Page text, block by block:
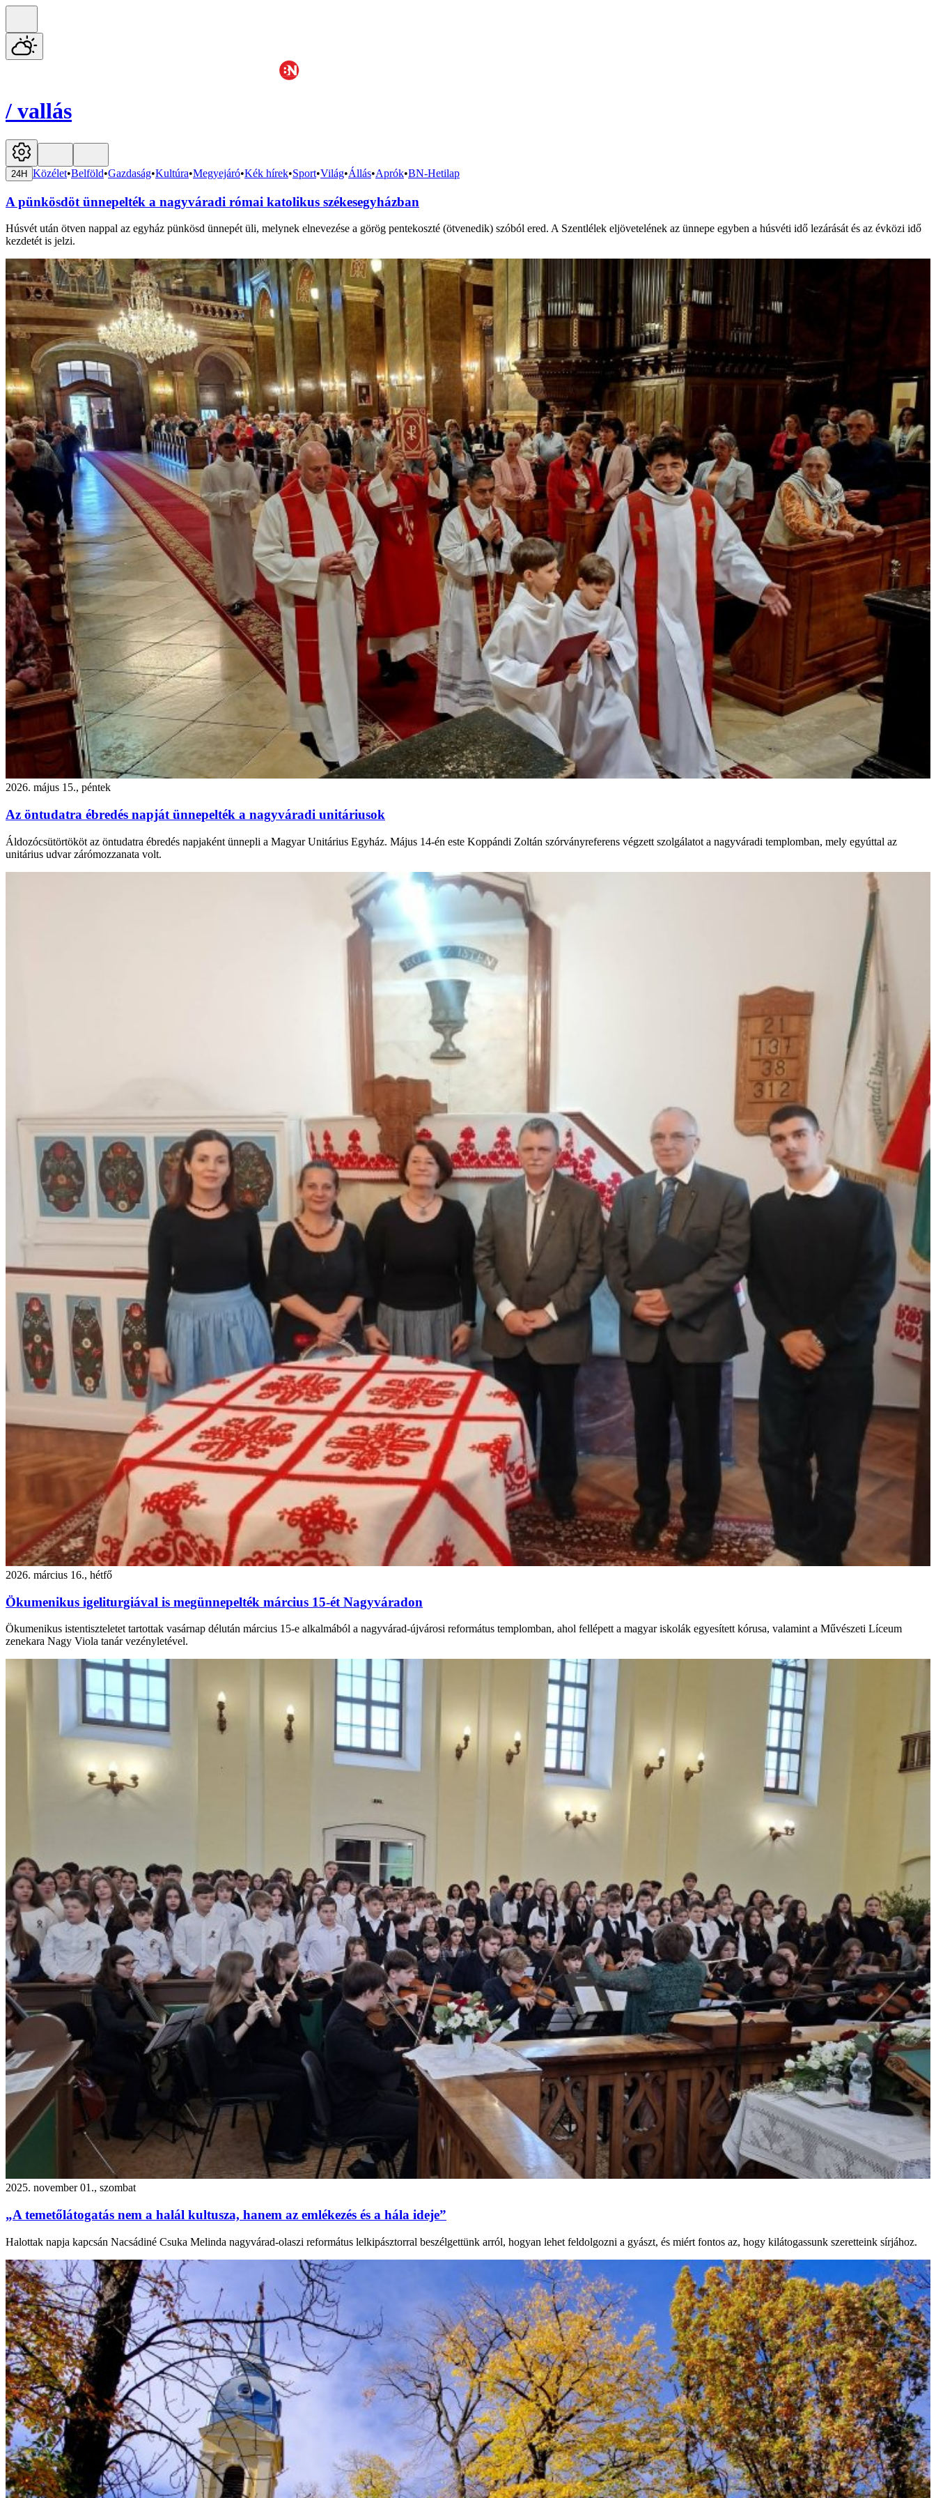
/ vallás
24H Közélet•Belföld•Gazdaság•Kultúra•Megyejáró•Kék hírek•Sport•Világ•Állás•Aprók•BN-Hetilap
A pünkösdöt ünnepelték a nagyváradi római katolikus székesegyházban
Húsvét után ötven nappal az egyház pünkösd ünnepét üli, melynek elnevezése a görög pentekoszté (ötvenedik) szóból ered. A Szentlélek eljövetelének az ünnepe egyben a húsvéti idő lezárását és az évközi idő
kezdetét is jelzi.
2026. május 15., péntek
Az öntudatra ébredés napját ünnepelték a nagyváradi unitáriusok
Áldozócsütörtököt az öntudatra ébredés napjaként ünnepli a Magyar Unitárius Egyház. Május 14-én este Koppándi Zoltán szórványreferens végzett szolgálatot a nagyváradi templomban, mely egyúttal az
unitárius udvar zárómozzanata volt.
2026. március 16., hétfő
Ökumenikus igeliturgiával is megünnepelték március 15-ét Nagyváradon
Ökumenikus istentiszteletet tartottak vasárnap délután március 15-e alkalmából a nagyvárad-újvárosi református templomban, ahol fellépett a magyar iskolák egyesített kórusa, valamint a Művészeti Líceum
zenekara Nagy Viola tanár vezényletével.
2025. november 01., szombat
„A temetőlátogatás nem a halál kultusza, hanem az emlékezés és a hála ideje”
Halottak napja kapcsán Nacsádiné Csuka Melinda nagyvárad-olaszi református lelkipásztorral beszélgettünk arról, hogyan lehet feldolgozni a gyászt, és miért fontos az, hogy kilátogassunk szeretteink sírjához.